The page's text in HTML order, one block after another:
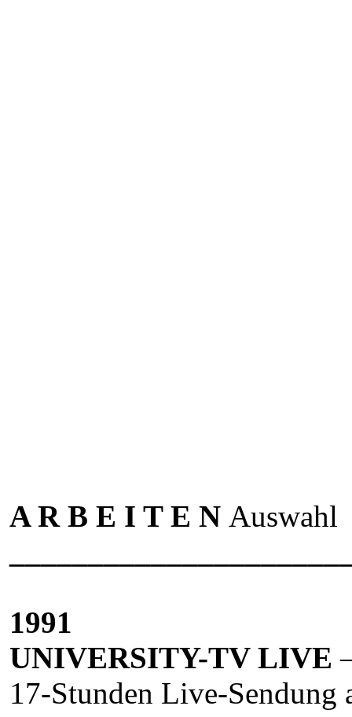
A R B E I T E N Auswahl
1991
UNIVERSITY-TV LIVE
17-Stunden Live-